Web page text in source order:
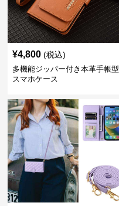
¥4,800 (税込)
多機能ジッパー付き本革手帳型
スマホケース